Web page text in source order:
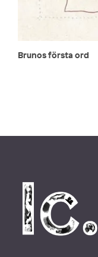
Brunos första ord